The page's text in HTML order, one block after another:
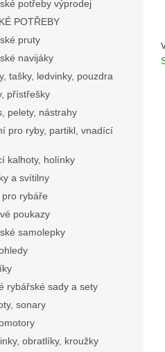
potřeby výprodej
POTŘEBY
pruty
navijáky
tašky, ledvinky, pouzdra
přístřešky
pelety, nástrahy
pro ryby, partikl, vnadící
kalhoty, holínky
a svítilny
pro rybáře
poukazy
samolepky
rybářské sady a sety
sonary
obratlíky, kroužky